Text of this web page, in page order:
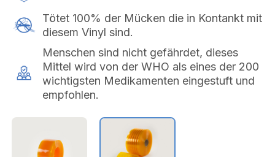
Tötet 100% der Mücken die in Kontankt mit
diesem Vinyl sind.
Menschen sind nicht gefährdet, dieses
Mittel wird von der WHO als eines der 200
wichtigsten Medikamenten eingestuft und
empfohlen.